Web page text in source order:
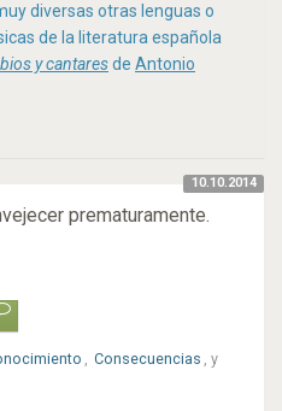
diversas otras lenguas o
de la literatura española
y cantaresde Antonio
10.10.2014
prematuramente.
Consecuencias , y